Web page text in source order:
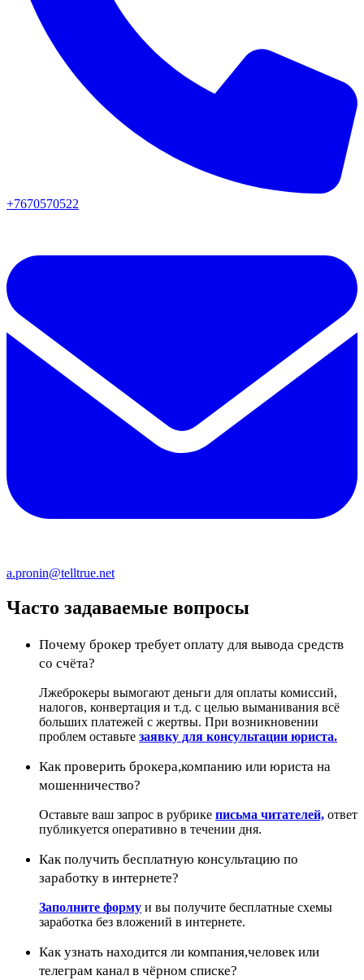
+7670570522
a.pronin@telltrue.net
Часто задаваемые вопросы
Почему брокер требует оплату для вывода средств
со счёта?
Лжеброкеры вымогают деньги для оплаты комиссий,
налогов, конвертация и т.д. с целью выманивания всё
больших платежей с жертвы. При возникновении
проблем оставьте заявку для консультации юриста.
Как проверить брокера,компанию или юриста на
мошенничество?
Оставьте ваш запрос в рубрике письма читателей, ответ
публикуется оперативно в течении дня.
Как получить бесплатную консультацию по
заработку в интернете?
Заполните форму и вы получите бесплатные схемы
заработка без вложений в интернете.
Как узнать находится ли компания,человек или
телеграм канал в чёрном списке?